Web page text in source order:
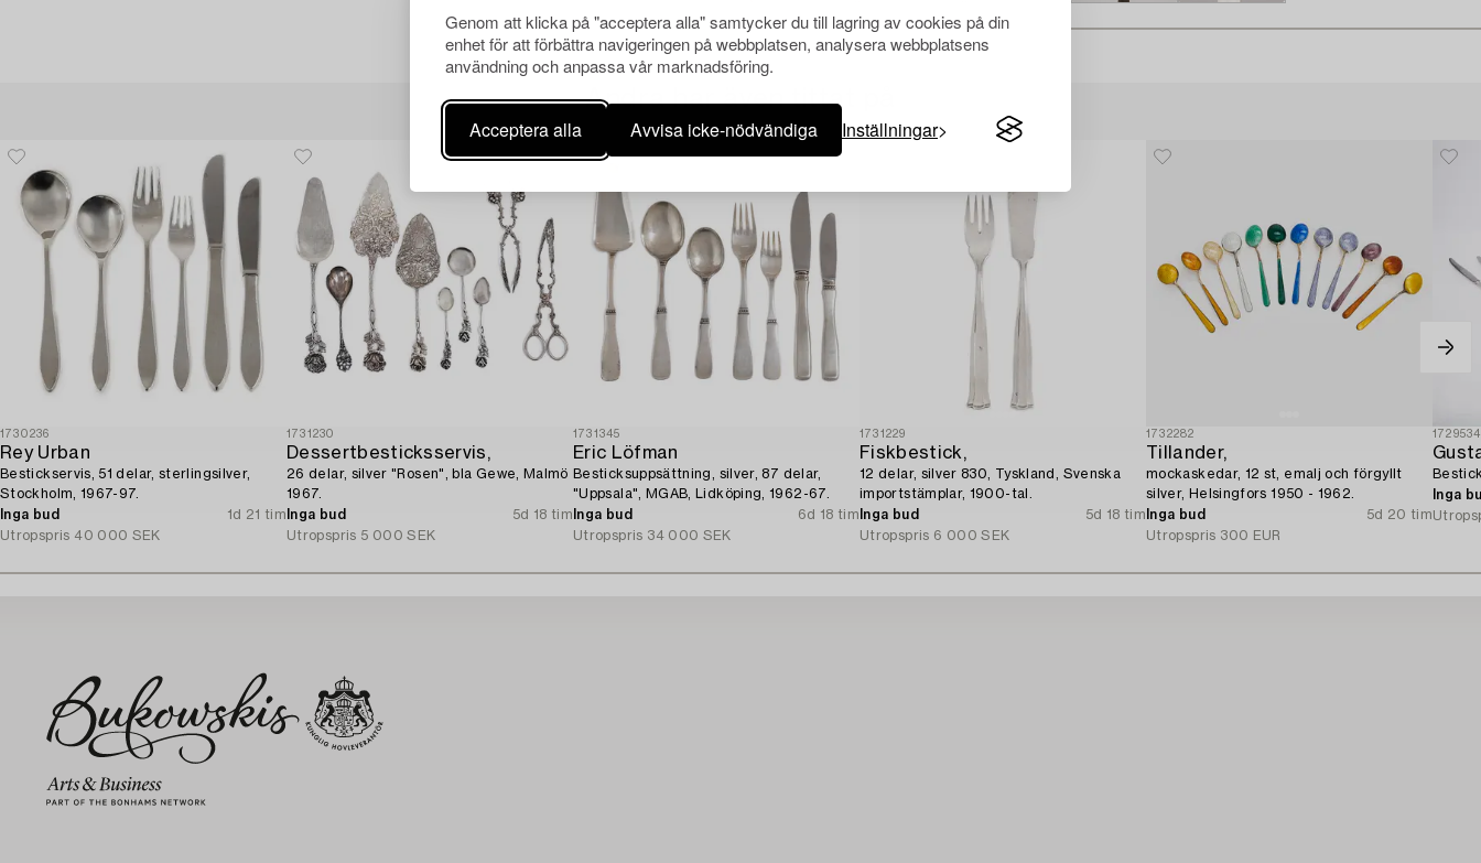
Genom att klicka på "acceptera alla" samtycker du till lagring av cookies på din
enhet för att förbättra navigeringen på webbplatsen, analysera webbplatsens
användning och anpassa vår marknadsföring.
Acceptera alla Avvisa icke-nödvändiga Inställningar
Andra har även tittat på
1730236
Rey Urban
Bestickservis, 51 delar, sterlingsilver,
Stockholm, 1967-97.
Inga bud
1d 21 tim
Utropspris 40 000 SEK
1731230
Dessertbesticksservis,
26 delar, silver "Rosen", bla Gewe, Malmö
1967.
Inga bud
5d 18 tim
Utropspris 5 000 SEK
1731345
Eric Löfman
Besticksuppsättning, silver, 87 delar,
"Uppsala", MGAB, Lidköping, 1962-67.
Inga bud
6d 18 tim
Utropspris 34 000 SEK
1731229
Fiskbestick,
12 delar, silver 830, Tyskland, Svenska
importstämplar, 1900-tal.
Inga bud
5d 18 tim
Utropspris 6 000 SEK
1732282
Tillander,
mockaskedar, 12 st, emalj och förgyllt
silver, Helsingfors 1950 - 1962.
Inga bud
5d 20 tim
Utropspris 300 EUR
1729534
Inga